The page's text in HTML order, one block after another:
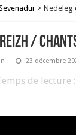
> Nedeleg
/
23 décembre
de lecture :